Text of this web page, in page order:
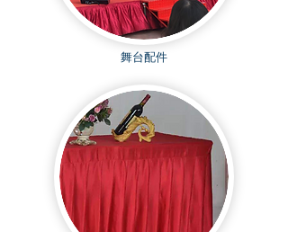
​舞台配件